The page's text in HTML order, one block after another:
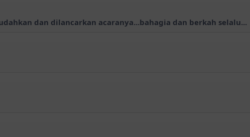
dan dilancarkan acaranya...bahagia dan berkah selalu...